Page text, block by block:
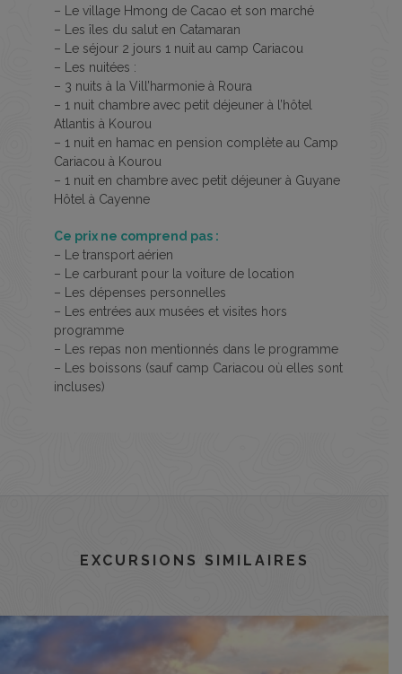
– Le village Hmong de Cacao et son marché
– Les îles du salut en Catamaran
– Le séjour 2 jours 1 nuit au camp Cariacou
– Les nuitées :
– 3 nuits à la Vill’harmonie à Roura
– 1 nuit chambre avec petit déjeuner à l’hôtel
Atlantis à Kourou
– 1 nuit en hamac en pension complète au Camp
Cariacou à Kourou
– 1 nuit en chambre avec petit déjeuner à Guyane
Hôtel à Cayenne
Ce prix ne comprend pas :
– Le transport aérien
– Le carburant pour la voiture de location
– Les dépenses personnelles
– Les entrées aux musées et visites hors
programme
– Les repas non mentionnés dans le programme
– Les boissons (sauf camp Cariacou où elles sont
incluses)
EXCURSIONS SIMILAIRES